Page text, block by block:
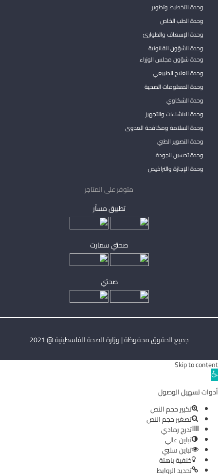
وحدة التخطيط وتطوير
وحدة الطب الخاص
وحدة الإسعاف والطوارئ
وحدة الشؤون القانونية
وحدة شؤون مجلس الوزراء
وحدة العلاج الطبيعي
وحدة المعلومات الصحية
وحدة الشكاوي
وحدة الانشاءات والتجهيز
وحدة السلامة ومكافحة العدوى
وحدة التصوير الطبي
وحدة تحسين الجودة
وحدة الإجازة والتراخيص
متوفر على المتاجر
تطبيق مساْر
صحتي سمارت
صحتي
جميع الحقوق محفوظة | وزارة الصحة الفلسطينية @ 2021
Skip to content
Open
toolbar
أدوات تسهيل الوصول
تكبير حجم النص
تصغير حجم النص
تدرج رمادي
تباين عالي
تباين سلبي
خلفية باهتة
تحديد الروابط